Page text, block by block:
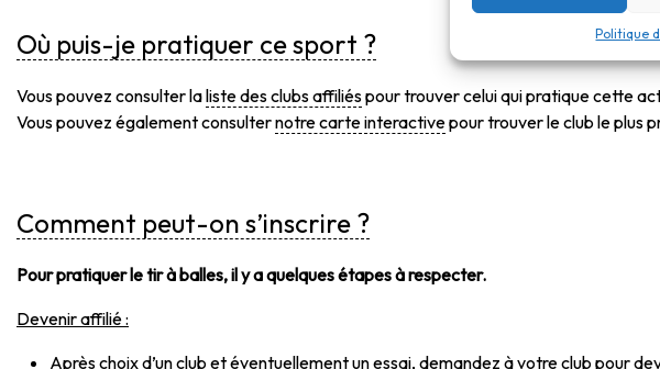
Politique
Où puis-je pratiquer ce sport ?
Vous pouvez consulter laliste des clubs affiliéspour trouver celui qui pratique cette
Vous pouvez également consulternotre carte interactivepour trouver le club le plus
Comment peut-on s’inscrire ?
Pour pratiquer le tir à balles, il y a quelques étapes à respecter.
Devenir affilié :
Après choix d’un club et éventuellement un essai, demandez à votre club pour